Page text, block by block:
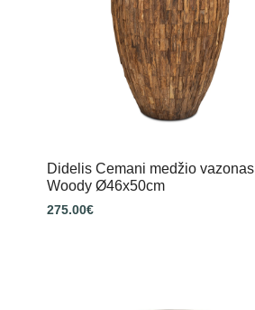
Didelis Cemani medžio vazonas
Woody Ø46x50cm
275.00€